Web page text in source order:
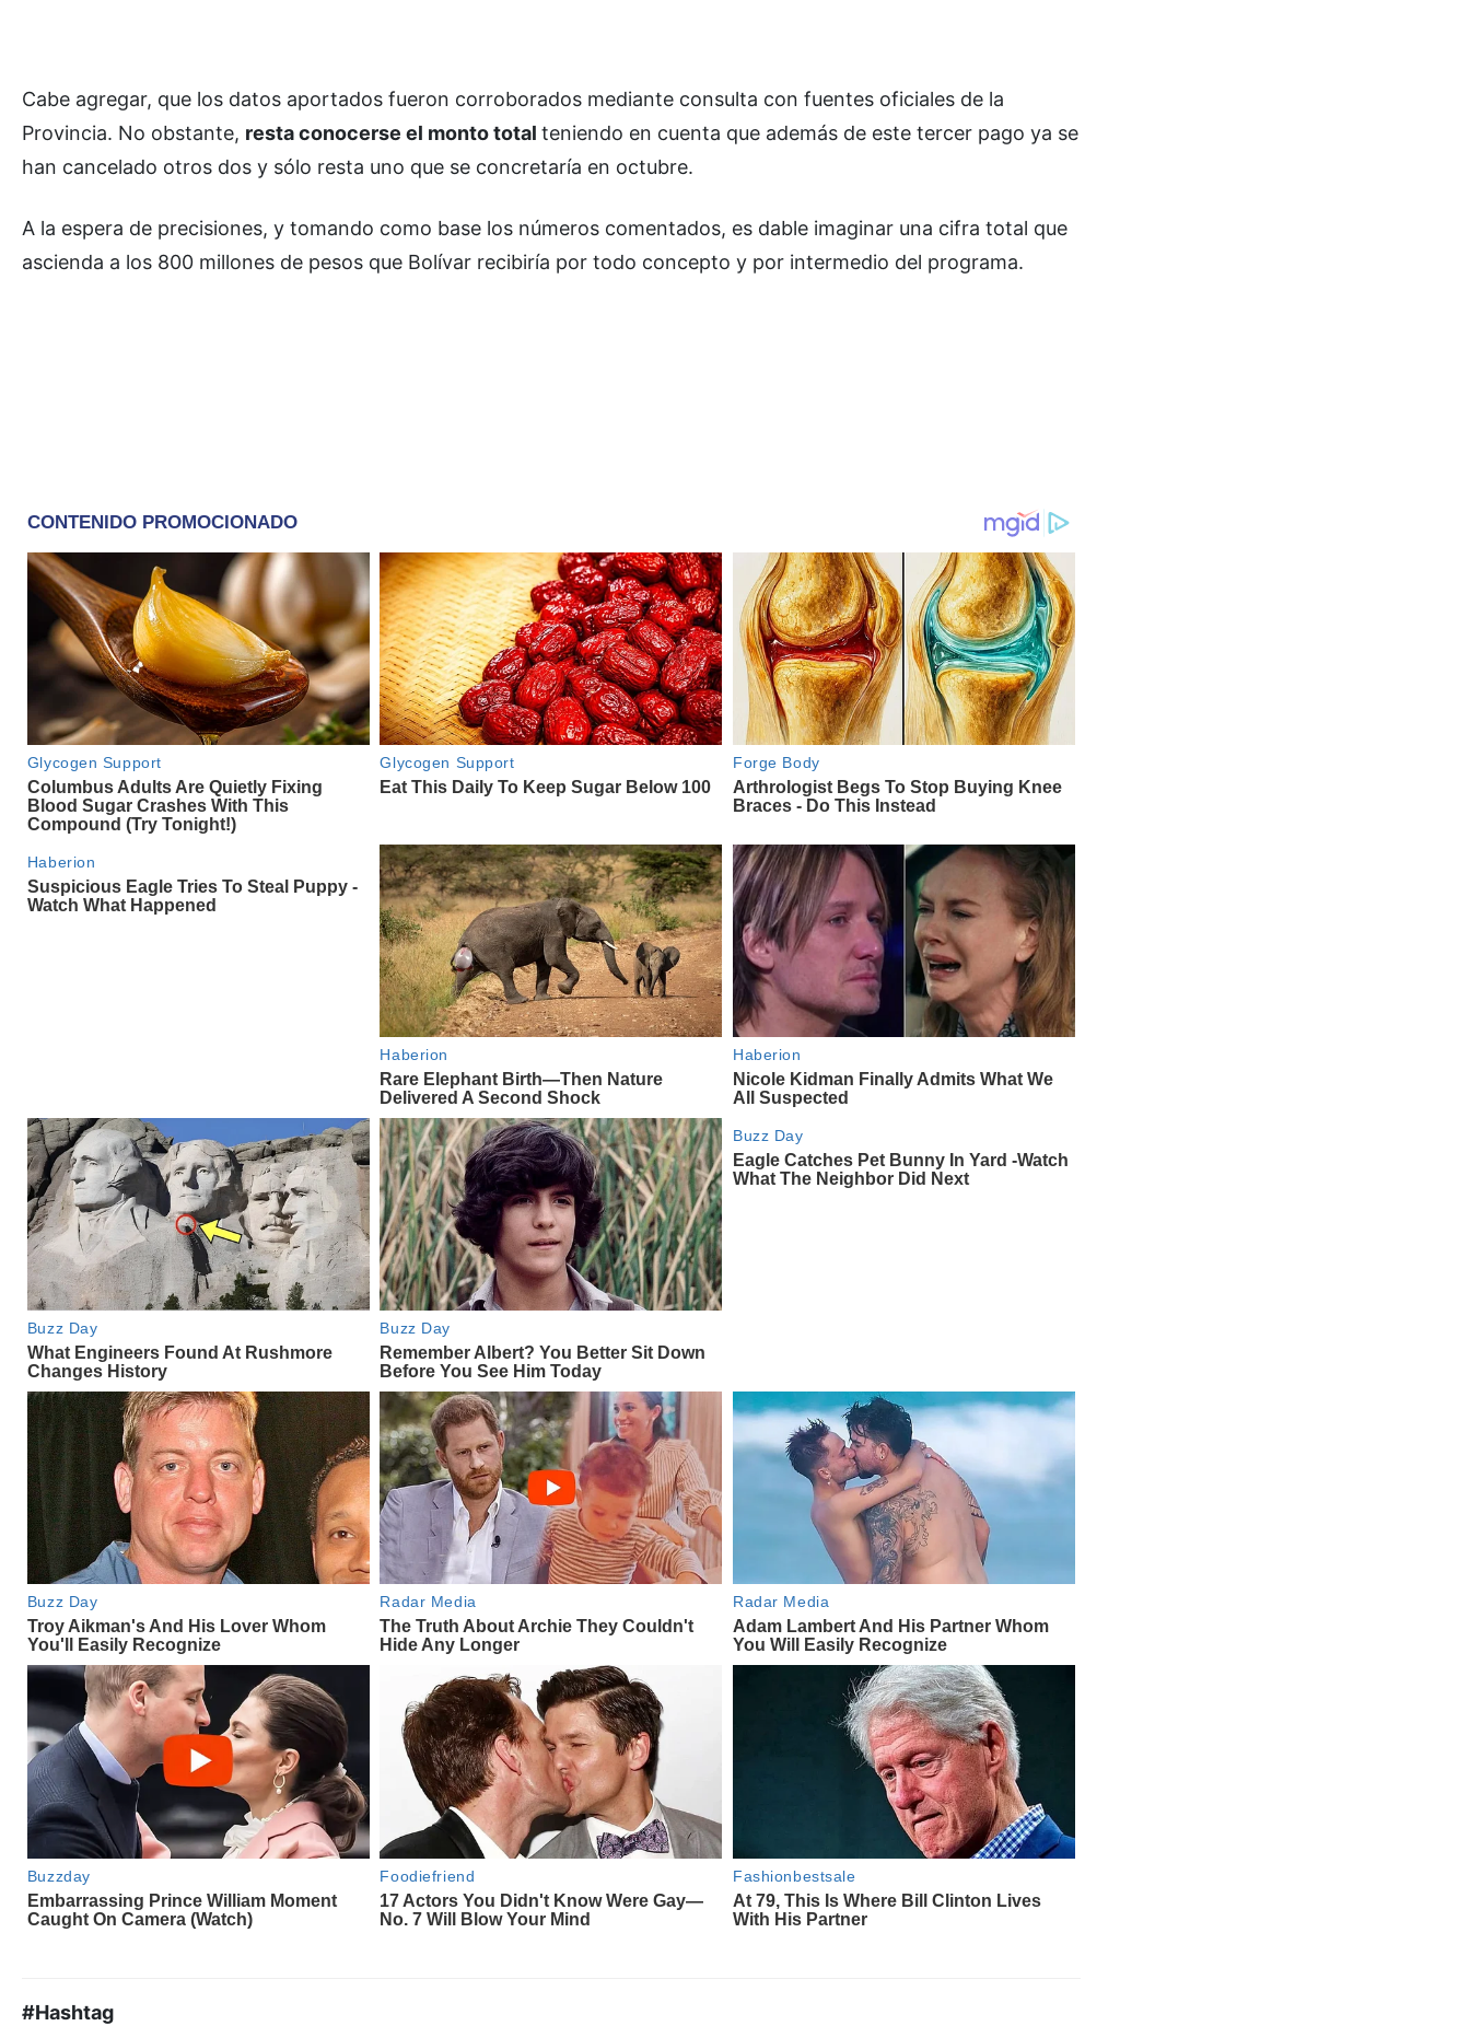
Cabe agregar, que los datos aportados fueron corroborados mediante consulta con fuentes oficiales de la
Provincia. No obstante, resta conocerse el monto total teniendo en cuenta que además de este tercer pago ya se
han cancelado otros dos y sólo resta uno que se concretaría en octubre.
A la espera de precisiones, y tomando como base los números comentados, es dable imaginar una cifra total que
ascienda a los 800 millones de pesos que Bolívar recibiría por todo concepto y por intermedio del programa.
#Hashtag